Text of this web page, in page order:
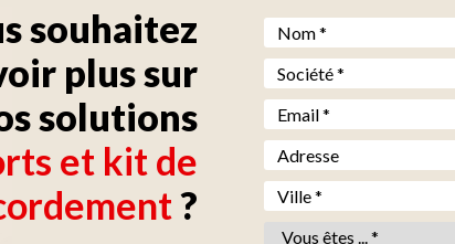
souhaitez
plus sur
solutions
et kit de
?
Nom * *
Société **
Email **
Adresse
Ville **
Vous êtes *